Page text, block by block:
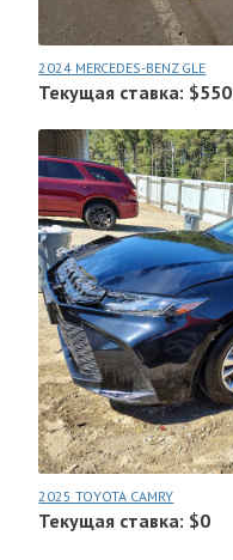
2024 MERCEDES-BENZ GLE
Текущая ставка: $550
2025 TOYOTA CAMRY
Текущая ставка: $0